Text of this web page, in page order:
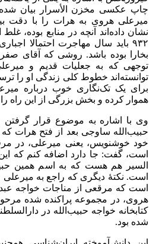
چاپ عکسی مخزن الأسرار بیان
میرعلی هروی به هرات را با دقت
نشان داده‌اند آنچه در منابع بوده،
۹۳۲ باید سال مهاجرت احتمالا
بخارا بوده باشد. روشی که آقای
توجهی که به جعلیات قدیم و
توانسته‌اند خطوط کلی زندگی او را
برای یک تک‌نگاری خوب درباره
هموار کرده و بخش بزرگی از این راه
وی با اشاره به موضوع قرار
حبیب‌الله ساوجی بعد از فتح هرات
خود خوشنویس، یعنی میرعلی، در
است، گفت: جا دارد اضافه کنم که
السیر هم هست که به اسم همین
است. نکتۀ دیگری که راجع به میرعلی
است که مرقعی از مناجات خواجه
هروی، در مجموعه پراکنده شده
شده بود.